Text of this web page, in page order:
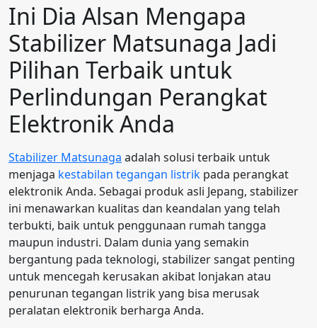
Ini Dia Alsan Mengapa
Stabilizer Matsunaga Jadi
Pilihan Terbaik untuk
Perlindungan Perangkat
Elektronik Anda
Stabilizer Matsunaga adalah solusi terbaik untuk
menjaga kestabilan tegangan listrik pada perangkat
elektronik Anda. Sebagai produk asli Jepang, stabilizer
ini menawarkan kualitas dan keandalan yang telah
terbukti, baik untuk penggunaan rumah tangga
maupun industri. Dalam dunia yang semakin
bergantung pada teknologi, stabilizer sangat penting
untuk mencegah kerusakan akibat lonjakan atau
penurunan tegangan listrik yang bisa merusak
peralatan elektronik berharga Anda.